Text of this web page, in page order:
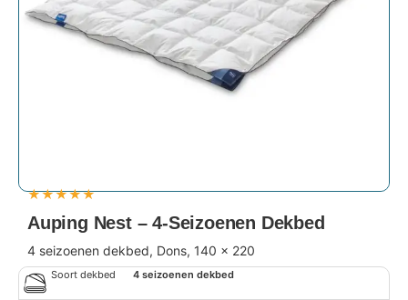
★★★★★
Auping Nest – 4-Seizoenen Dekbed
4 seizoenen dekbed, Dons, 140 x 220
Soort dekbed 4 seizoenen dekbed